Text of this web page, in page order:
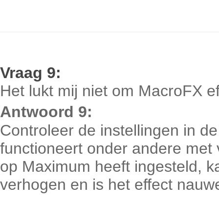
Vraag 9:
Het lukt mij niet om MacroFX
Antwoord 9:
Controleer de instellingen in
functioneert onder andere
op Maximum heeft ingesteld,
verhogen en is het effect